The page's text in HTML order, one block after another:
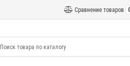
Сравнение товаров